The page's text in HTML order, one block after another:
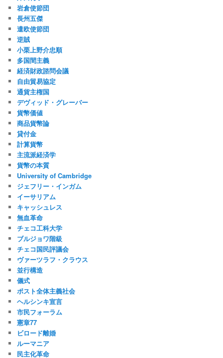
岩倉使節団
長州五傑
遣欧使節団
逆賊
小栗上野介忠順
多国間主義
経済財政諮問会議
自由貿易協定
通貨主権国
デヴィッド・グレーバー
貨幣価値
商品貨幣論
貸付金
計算貨幣
主流派経済学
貨幣の本質
University of Cambridge
ジェフリー・インガム
イーサリアム
キャッシュレス
無血革命
チェコ工科大学
ブルジョワ階級
チェコ国民評議会
ヴァーツラフ・クラウス
並行構造
儀式
ポスト全体主義社会
ヘルシンキ宣言
市民フォーラム
憲章77
ビロード離婚
ルーマニア
民主化革命